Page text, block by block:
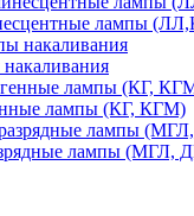
лампы
лампы (КГ, КГМ)
лампы